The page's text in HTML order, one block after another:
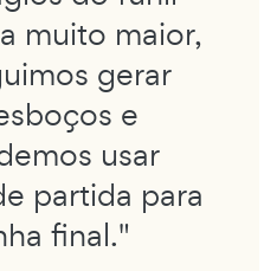
muito maior,
gerar
e
usar
partida para
final."